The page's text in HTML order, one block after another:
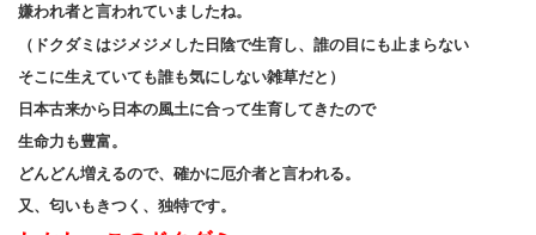
嫌われ者と言われていましたね。
（ドクダミはジメジメした日陰で生育し、誰の目にも止まらない
そこに生えていても誰も気にしない雑草だと）
日本古来から日本の風土に合って生育してきたので
生命力も豊富。
どんどん増えるので、確かに厄介者と言われる。
又、匂いもきつく、独特です。